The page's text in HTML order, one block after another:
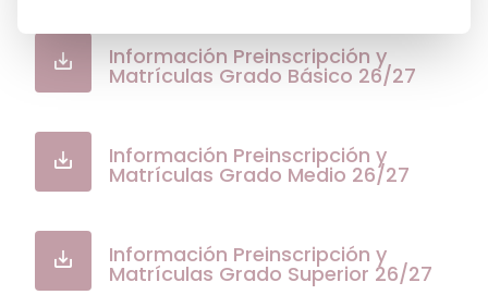
Información Preinscripción y
Matrículas Grado Básico 26/27
Información Preinscripción y
Matrículas Grado Medio 26/27
Información Preinscripción y
Matrículas Grado Superior 26/27